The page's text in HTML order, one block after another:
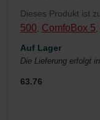
Dieses Produkt ist
500 ComfoBox 5
Auf Lager
Die Lieferung erfolgt
63.76